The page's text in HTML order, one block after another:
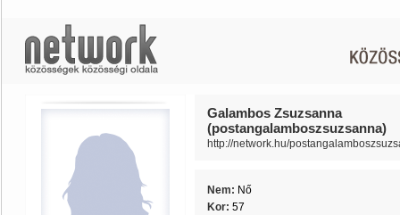
Galambos Zsuzsanna
(postangalamboszsuzsanna)
http://network.hu/
Nem: Nő
Kor: 57